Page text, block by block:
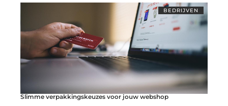
BEDRIJVEN
Slimme verpakkingskeuzes voor jouw webshop